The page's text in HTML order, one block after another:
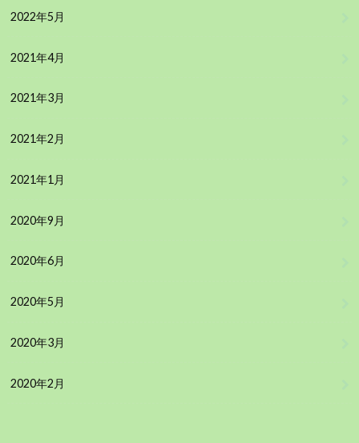
2022年5月
2021年4月
2021年3月
2021年2月
2021年1月
2020年9月
2020年6月
2020年5月
2020年3月
2020年2月